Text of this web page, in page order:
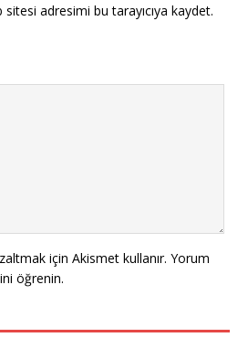
adresimi bu tarayıcıya kaydet.
için Akismet kullanır. Yorum
öğrenin.